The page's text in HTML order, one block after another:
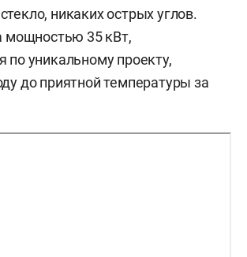
никаких острых углов.
мощностью 35 кВт,
по уникальному проекту,
до приятной температуры за